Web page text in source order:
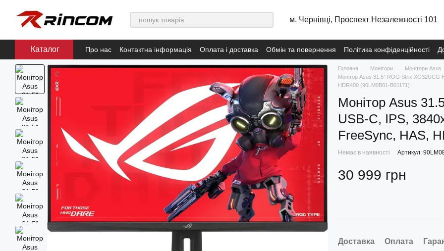
м. Чернівці, Проспект Незалежності 101
Каталог Про нас Контактна інформація Оплата і доставка Обмін та повернення Політика конфіденційності
Положення про обробку та захист персональних даних
Договір публічної оферти з послуг навчання
Умови використання
Головна Монітори
Монітори Asus
Монітор Asus 31.5" ROG Strix XG32UCG
HDR400 (90LM0B01-B01171)
Монітор Asus
USB-C, IPS,
FreeSync, HAS,
Немає в наявності Артикул:
30 999 грн
Доставка Оплата